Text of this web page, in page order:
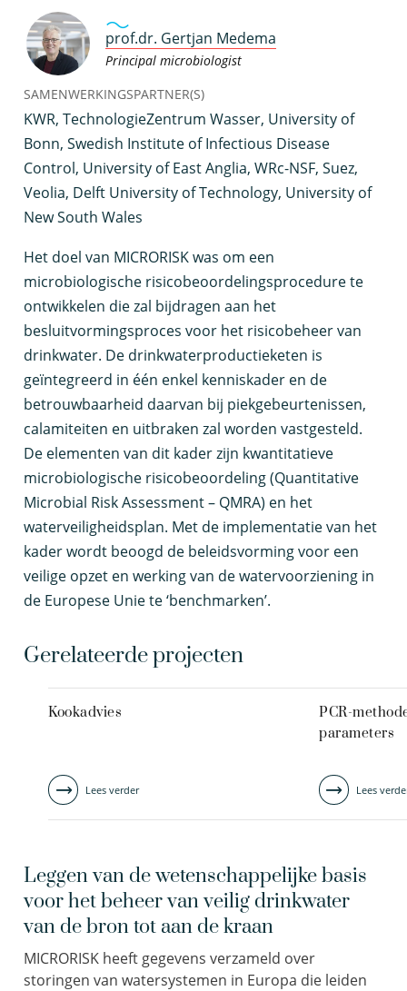
Het doel van MICRORISK was om een
microbiologische risicobeoordelingsprocedure te
ontwikkelen die zal bijdragen aan het
besluitvormingsproces voor het risicobeheer van
drinkwater. De drinkwaterproductieketen is
geïntegreerd in één enkel kenniskader en de
betrouwbaarheid daarvan bij piekgebeurtenissen,
calamiteiten en uitbraken zal worden vastgesteld.
De elementen van dit kader zijn kwantitatieve
microbiologische risicobeoordeling (Quantitative
Microbial Risk Assessment – QMRA) en het
waterveiligheidsplan. Met de implementatie van het
kader wordt beoogd de beleidsvorming voor een
veilige opzet en werking van de watervoorziening in
de Europese Unie te ‘benchmarken’.
Gerelateerde projecten
Kookadvies
Lees verder
PCR-
parameters
Lees
Leggen van de wetenschappelijke basis
voor het beheer van veilig drinkwater
van de bron tot aan de kraan
MICRORISK heeft gegevens verzameld over
storingen van watersystemen in Europa die leiden
prof.dr. Gertjan Medema
Principal microbiologist
SAMENWERKINGSPARTNER(S)
KWR, TechnologieZentrum Wasser, University of
Bonn, Swedish Institute of Infectious Disease
Control, University of East Anglia, WRc-NSF, Suez,
Veolia, Delft University of Technology, University of
New South Wales